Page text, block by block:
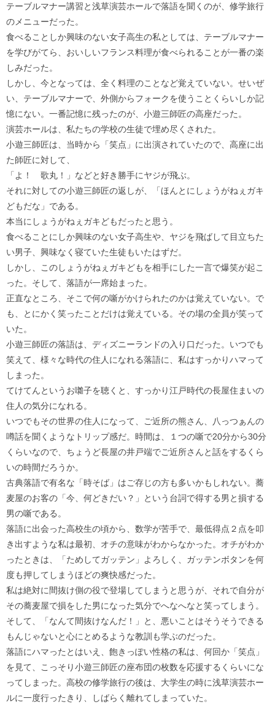
テーブルマナー講習と浅草演芸ホールで落語を聞くのが、修学旅行
のメニューだった。
食べることしか興味のない女子高生の私としては、テーブルマナー
を学びがてら、おいしいフランス料理が食べられることが一番の楽
しみだった。
しかし、今となっては、全く料理のことなど覚えていない。せいぜ
い、テーブルマナーで、外側からフォークを使うことくらいしか記
憶にない。一番記憶に残ったのが、小遊三師匠の高座だった。
演芸ホールは、私たちの学校の生徒で埋め尽くされた。
小遊三師匠は、当時から「笑点」に出演されていたので、高座に出
た師匠に対して、
「よ！ 歌丸！」などと好き勝手にヤジが飛ぶ。
それに対しての小遊三師匠の返しが、「ほんとにしょうがねぇガキ
どもだな」である。
本当にしょうがねぇガキどもだったと思う。
食べることにしか興味のない女子高生や、ヤジを飛ばして目立ちた
い男子、興味なく寝ていた生徒もいたはずだ。
しかし、このしょうがねぇガキどもを相手にした一言で爆笑が起こ
った。そして、落語が一席始まった。
正直なところ、そこで何の噺がかけられたのかは覚えていない。で
も、とにかく笑ったことだけは覚えている。その場の全員が笑って
いた。
小遊三師匠の落語は、ディズニーランドの入り口だった。いつでも
笑えて、様々な時代の住人になれる落語に、私はすっかりハマって
しまった。
てけてんというお囃子を聴くと、すっかり江戸時代の長屋住まいの
住人の気分になれる。
いつでもその世界の住人になって、ご近所の熊さん、八っつぁんの
噂話を聞くようなトリップ感だ。時間は、１つの噺で20分から30分
くらいなので、ちょうど長屋の井戸端でご近所さんと話をするくら
いの時間だろうか。
古典落語で有名な「時そば」はご存じの方も多いかもしれない。蕎
麦屋のお客の「今、何どきだい？」という台詞で得する男と損する
男の噺である。
落語に出会った高校生の頃から、数学が苦手で、最低得点２点を叩
き出すような私は最初、オチの意味がわからなかった。オチがわか
ったときは、「ためしてガッテン」よろしく、ガッテンボタンを何
度も押してしまうほどの爽快感だった。
私は絶対に間抜け側の役で登場してしまうと思うが、それで自分が
その蕎麦屋で損をした男になった気分でへなへなと笑ってしまう。
そして、「なんて間抜けなんだ！」と、悪いことはそうそうできる
もんじゃないと心にとめるような教訓も学ぶのだった。
落語にハマったとはいえ、飽きっぽい性格の私は、何回か「笑点」
を見て、こっそり小遊三師匠の座布団の枚数を応援するくらいにな
ってしまった。高校の修学旅行の後は、大学生の時に浅草演芸ホー
ルに一度行ったきり、しばらく離れてしまっていた。